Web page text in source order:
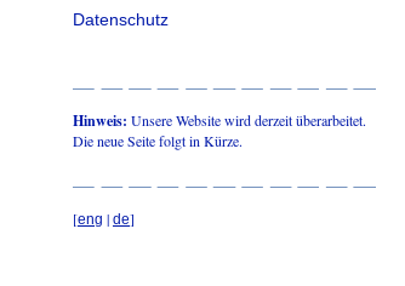
Datenschutz
Hinweis: Unsere Website wird derzeit überarbeitet.
Die neue Seite folgt in Kürze.
[eng | de]